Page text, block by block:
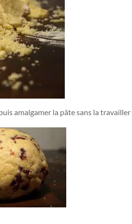
amalgamer la pâte sans la